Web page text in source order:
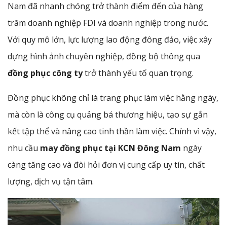
Nam đã nhanh chóng trở thành điểm đến của hàng
trăm doanh nghiệp FDI và doanh nghiệp trong nước.
Với quy mô lớn, lực lượng lao động đông đảo, việc xây
dựng hình ảnh chuyên nghiệp, đồng bộ thông qua
đồng phục công tytrở thành yếu tố quan trọng.
Đồng phục không chỉ là trang phục làm việc hằng ngày,
mà còn là công cụ quảng bá thương hiệu, tạo sự gắn
kết tập thể và nâng cao tinh thần làm việc. Chính vì vậy,
nhu cầu may đồng phục tại KCN Đông Nam ngày
càng tăng cao và đòi hỏi đơn vị cung cấp uy tín, chất
lượng, dịch vụ tận tâm.